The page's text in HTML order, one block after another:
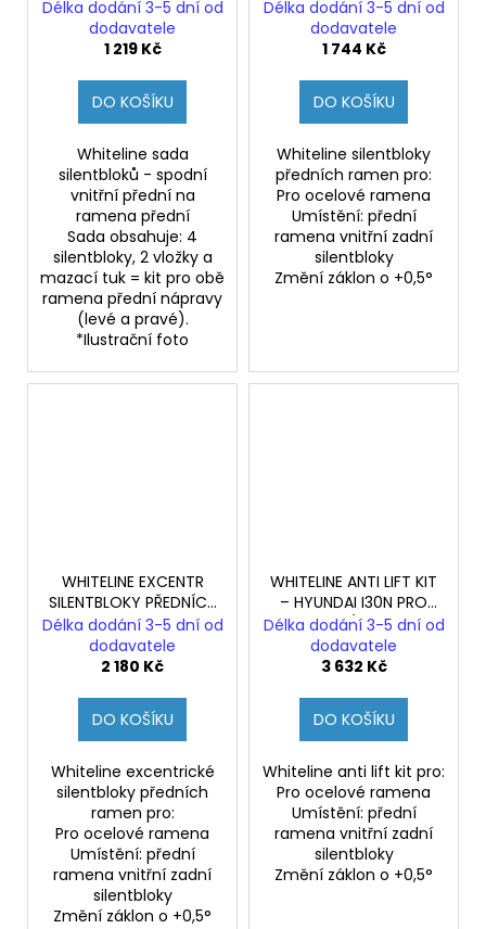
HYUNDAI I30N (PD)
Délka dodání 3-5 dní od
dodavatele
1 219 Kč
DO KOŠÍKU
Whiteline sada
silentbloků - spodní
vnitřní přední na
ramena přední
Sada obsahuje: 4
silentbloky, 2 vložky a
mazací tuk = kit pro obě
ramena přední nápravy
(levé a pravé).
*Ilustrační foto
HYUNDAI I30N (PD)
Délka dodání 3-5 dní od
dodavatele
1 744 Kč
DO KOŠÍKU
Whiteline silentbloky
předních ramen pro:
Pro ocelové ramena
Umístění: přední
ramena vnitřní zadní
silentbloky
Změní záklon o +0,5°
WHITELINE EXCENTR
SILENTBLOKY PŘEDNÍCH
RAMEN HYUNDAI I30N
(PD)
Délka dodání 3-5 dní od
dodavatele
2 180 Kč
DO KOŠÍKU
Whiteline excentrické
silentbloky předních
ramen pro:
Pro ocelové ramena
Umístění: přední
ramena vnitřní zadní
silentbloky
Změní záklon o +0,5°
WHITELINE ANTI LIFT KIT
– HYUNDAI I30N PRO
OCELOVÉ RAMENA
Délka dodání 3-5 dní od
dodavatele
3 632 Kč
DO KOŠÍKU
Whiteline anti lift kit pro:
Pro ocelové ramena
Umístění: přední
ramena vnitřní zadní
silentbloky
Změní záklon o +0,5°